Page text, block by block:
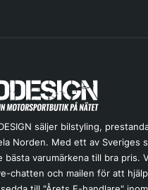
säljer bilstyling,
Norden. Med ett av Sveriges
bästa varumärkena till bra pris.
chatten och mailen för att